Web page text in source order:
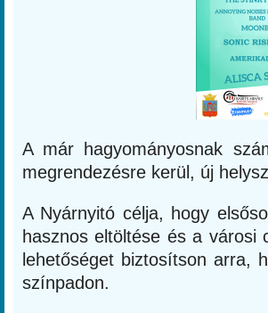
A már hagyományosnak
megrendezésre kerül, új
A Nyárnyitó célja, hogy
hasznos eltöltése és a városi
lehetőséget biztosítson arra,
színpadon.